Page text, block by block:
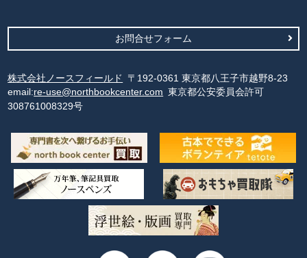
お問合せフォーム
株式会社ノースフィールド
〒192-0361 東京都八王子市越野8-23
email:re-use@northbookcenter.com 東京都公安委員会許可
308761008329号